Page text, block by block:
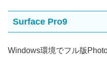
Surface Pro9
Windows環境でフル版